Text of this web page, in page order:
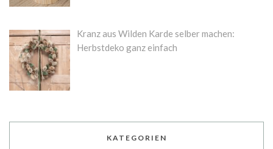
Kranz aus Wilden Karde selber machen:
Herbstdeko ganz einfach
KATEGORIEN